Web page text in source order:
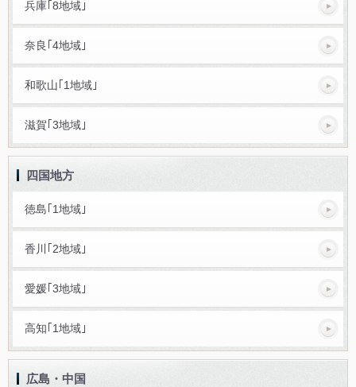
兵庫｢8地域｣
奈良｢4地域｣
和歌山｢1地域｣
滋賀｢3地域｣
四国地方
徳島｢1地域｣
香川｢2地域｣
愛媛｢3地域｣
高知｢1地域｣
広島・中国